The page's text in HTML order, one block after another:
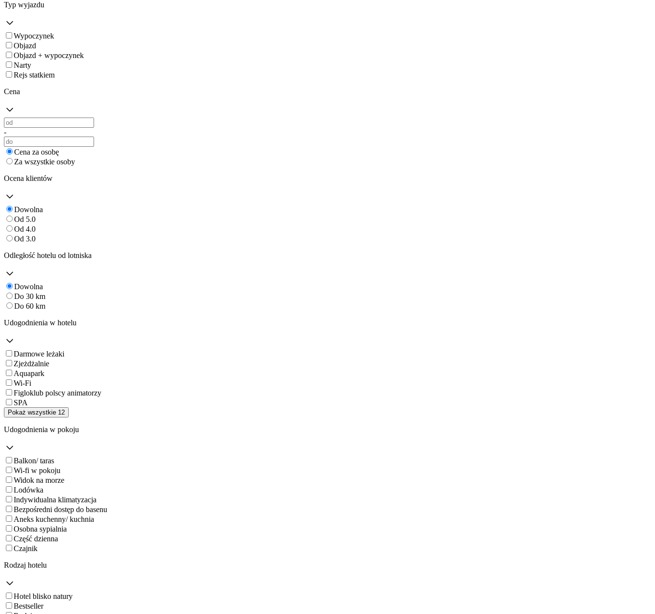
Typ wyjazdu
Wypoczynek
Objazd
Objazd + wypoczynek
Narty
Rejs statkiem
Cena
-
Cena za osobę
Za wszystkie osoby
Ocena klientów
Dowolna
Od 5.0
Od 4.0
Od 3.0
Odległość hotelu od lotniska
Dowolna
Do 30 km
Do 60 km
Udogodnienia w hotelu
Darmowe leżaki
Zjeżdżalnie
Aquapark
Wi-Fi
Figloklub polscy animatorzy
SPA
Pokaż wszystkie 12
Udogodnienia w pokoju
Balkon/ taras
Wi-fi w pokoju
Widok na morze
Lodówka
Indywidualna klimatyzacja
Bezpośredni dostęp do basenu
Aneks kuchenny/ kuchnia
Osobna sypialnia
Część dzienna
Czajnik
Rodzaj hotelu
Hotel blisko natury
Bestseller